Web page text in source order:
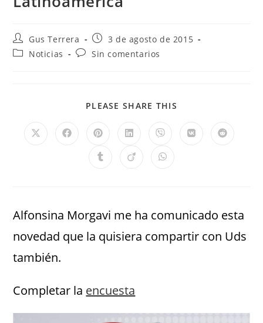
Gus Terrera
3 de agosto de 2015
Noticias
Sin comentarios
PLEASE SHARE THIS
Alfonsina Morgavi me ha comunicado esta
novedad que la quisiera compartir con Uds
también.
Completar la encuesta